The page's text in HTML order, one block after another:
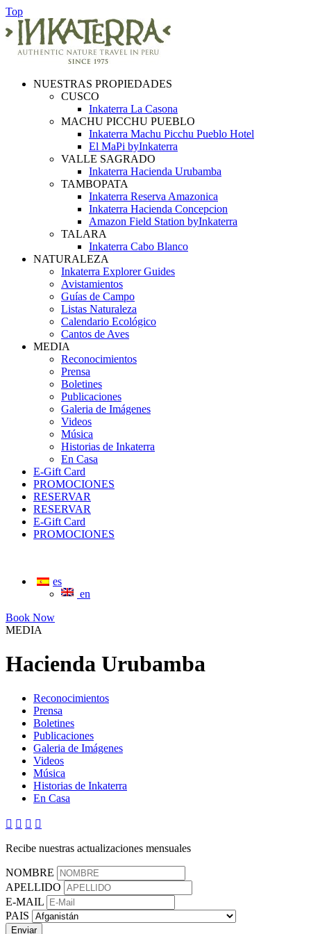
Top
NUESTRAS PROPIEDADES
CUSCO
Inkaterra La Casona
MACHU PICCHU PUEBLO
Inkaterra Machu Picchu Pueblo Hotel
El MaPi byInkaterra
VALLE SAGRADO
Inkaterra Hacienda Urubamba
TAMBOPATA
Inkaterra Reserva Amazonica
Inkaterra Hacienda Concepcion
Amazon Field Station byInkaterra
TALARA
Inkaterra Cabo Blanco
NATURALEZA
Inkaterra Explorer Guides
Avistamientos
Guías de Campo
Listas Naturaleza
Calendario Ecológico
Cantos de Aves
MEDIA
Reconocimientos
Prensa
Boletines
Publicaciones
Galeria de Imágenes
Videos
Música
Historias de Inkaterra
En Casa
E-Gift Card
PROMOCIONES
RESERVAR
RESERVAR
E-Gift Card
PROMOCIONES
es
en
Book Now
MEDIA
Hacienda Urubamba
Reconocimientos
Prensa
Boletines
Publicaciones
Galeria de Imágenes
Videos
Música
Historias de Inkaterra
En Casa
   
Recibe nuestras actualizaciones mensuales
NOMBRE
APELLIDO
E-MAIL
PAIS